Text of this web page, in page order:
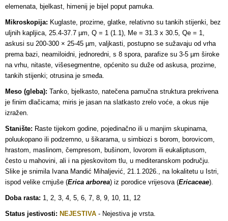
elemenata, bjelkast, himenij je bijel poput pamuka.
Mikroskopija: Kuglaste, prozirne, glatke, relativno su tankih stijenki, bez
uljnih kapljica, 25.4-37.7 µm, Q = 1 (1.1), Me = 31.3 x 30.5, Qe = 1,
askusi su 200-300 × 25-45 µm, valjkasti, postupno se sužavaju od vrha
prema bazi, neamiloidni, jednoredni, s 8 spora, parafize su 3-5 µm široke
na vrhu, nitaste, višesegmentne, općenito su duže od askusa, prozirne,
tankih stijenki; otrusina je smeđa.
Meso (gleba): Tanko, bjelkasto, natečena pamučna struktura prekrivena
je finim dlačicama; miris je jasan na slatkasto zrelo voće, a okus nije
izražen.
Stanište: Raste tijekom godine, pojedinačno ili u manjim skupinama,
poluukopano ili podzemno, u šikarama, u simbiozi s borom, borovicom,
hrastom, maslinom, čempresom, bušinom, lovorom ili eukaliptusom,
često u mahovini, ali i na pjeskovitom tlu, u mediteranskom području.
Slike je snimila Ivana Mandić Mihaljević, 21.1.2026., na lokalitetu u Istri,
ispod velike crnjuše (Erica arborea) iz porodice vrijesova (Ericaceae).
Doba rasta: 1, 2, 3, 4, 5, 6, 7, 8, 9, 10, 11, 12
Status jestivosti: NEJESTIVA - Nejestiva je vrsta.